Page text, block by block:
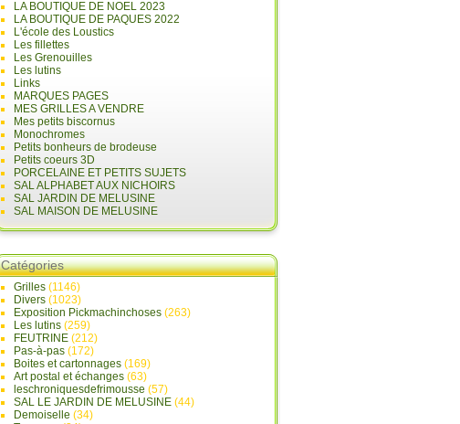
LA BOUTIQUE DE NOEL 2023
LA BOUTIQUE DE PAQUES 2022
L'école des Loustics
Les fillettes
Les Grenouilles
Les lutins
Links
MARQUES PAGES
MES GRILLES A VENDRE
Mes petits biscornus
Monochromes
Petits bonheurs de brodeuse
Petits coeurs 3D
PORCELAINE ET PETITS SUJETS
SAL ALPHABET AUX NICHOIRS
SAL JARDIN DE MELUSINE
SAL MAISON DE MELUSINE
Catégories
Grilles (1146)
Divers (1023)
Exposition Pickmachinchoses (263)
Les lutins (259)
FEUTRINE (212)
Pas-à-pas (172)
Boites et cartonnages (169)
Art postal et échanges (63)
leschroniquesdefrimousse (57)
SAL LE JARDIN DE MELUSINE (44)
Demoiselle (34)